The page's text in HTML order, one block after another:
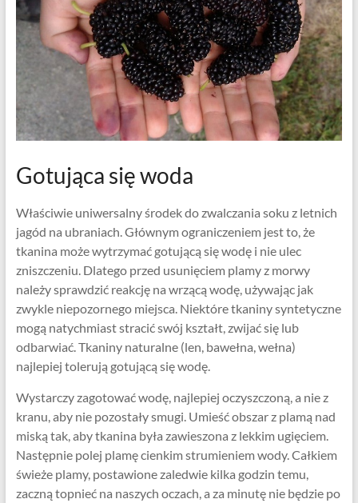
Gotująca się woda
Właściwie uniwersalny środek do zwalczania soku z letnich
jagód na ubraniach. Głównym ograniczeniem jest to, że
tkanina może wytrzymać gotującą się wodę i nie ulec
zniszczeniu. Dlatego przed usunięciem plamy z morwy
należy sprawdzić reakcję na wrzącą wodę, używając jak
zwykle niepozornego miejsca. Niektóre tkaniny syntetyczne
mogą natychmiast stracić swój kształt, zwijać się lub
odbarwiać. Tkaniny naturalne (len, bawełna, wełna)
najlepiej tolerują gotującą się wodę.
Wystarczy zagotować wodę, najlepiej oczyszczoną, a nie z
kranu, aby nie pozostały smugi. Umieść obszar z plamą nad
miską tak, aby tkanina była zawieszona z lekkim ugięciem.
Następnie polej plamę cienkim strumieniem wody. Całkiem
świeże plamy, postawione zaledwie kilka godzin temu,
zaczną topnieć na naszych oczach, a za minutę nie będzie po